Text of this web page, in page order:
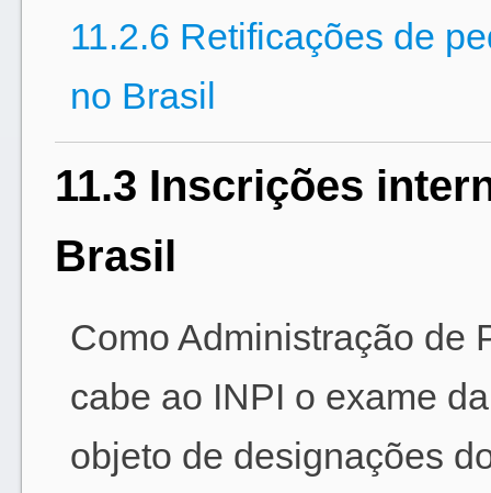
11.2.6 Retificações de
no Brasil
11.3 Inscrições
Brasil
Como Administração de
cabe ao INPI o exame
objeto de designações